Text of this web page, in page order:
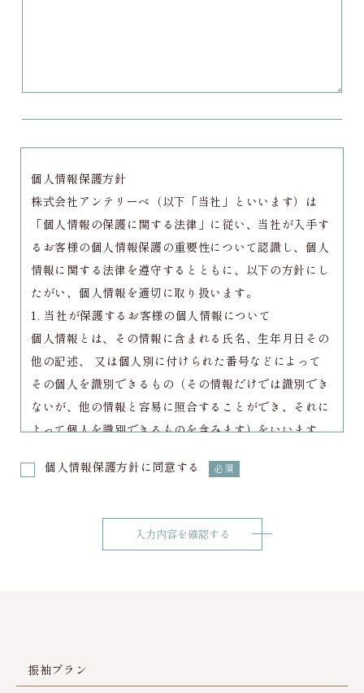
個人情報保護方針
株式会社アンテリーベ（以下「当社」といいます）は
「個人情報の保護に関する法律」に従い、当社が入手す
るお客様の個人情報保護の重要性について認識し、個人
情報に関する法律を遵守するとともに、以下の方針にし
たがい、個人情報を適切に取り扱います。
1. 当社が保護するお客様の個人情報について
個人情報とは、その情報に含まれる氏名、生年月日その
他の記述、 又は個人別に付けられた番号などによって
その個人を識別できるもの（その情報だけでは識別でき
ないが、他の情報と容易に照合することができ、それに
よって個人を識別できるものを含みます）をいいます。
当社は、以下の手段により、個人情報を取得させていた
ウェブサイトを通じての収集
書面での直接的な収集
き、事前にお知らせした利用目的以外には利用いたしま
個人情報保護方針に同意する 必須
振袖プラン